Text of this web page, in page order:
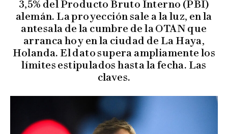
3,5% del Producto Bruto Interno (PBI)
alemán. La proyección sale a la luz, en la
antesala de la cumbre de la OTAN que
arranca hoy en la ciudad de La Haya,
Holanda. El dato supera ampliamente los
límites estipulados hasta la fecha. Las
claves.